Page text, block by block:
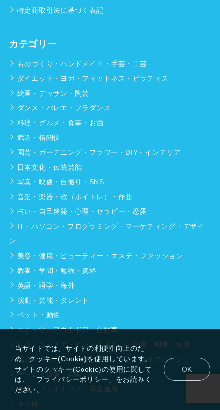
当サイトでは、サイトの利便性向上のた
め、クッキー(Cookie)を使用しています。
サイトのクッキー(Cookie)の使用に関して
は、「プライバシーポリシー」をお読みく
ださい。
OK
特定商取引法に基づく表記
カテゴリー
ものづくり・ハンドメイド・手芸・工芸
ダイエット・ヨガ・フィットネス・ピラティス
絵画・デッサン・陶芸
ダンス・バレエ・フラダンス
料理・グルメ・食事・お酒
武道・格闘技
園芸・ガーデニング・フラワー・DIY・インテリア
日本文化・伝統芸能
写真・映像・自撮り・SNS
音楽・楽器・歌（ボイトレ）・作曲
占い・自己啓発・心理・セラピー・恋愛
IT・パソコン・プログラミング・マーケティング・デザイ
ン
美容・健康・ビューティー・エステ・ファッション
教養・学問・勉強・資格
英語・語学・海外
演劇・芸能・タレント
ペット・動物
スポーツ・アウトドア・自動車
転職・キャリア・ビジネススキル・起業・副業・経営
育児・ママパパ・家庭・家事・家計・ライフハック
ゲーム・漫画・娯楽・旅行
会計・ファイナンス・資産運用
その他